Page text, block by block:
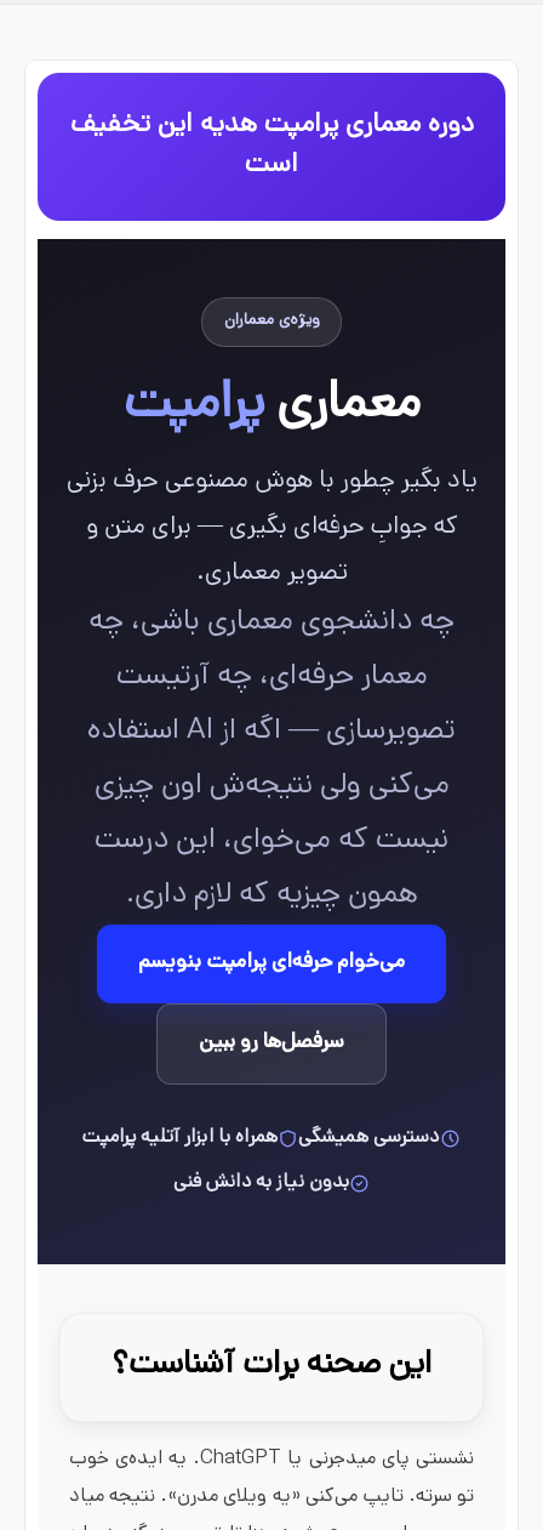
دوره معماری پرامپت هدیه این تخفیف
است
ویژه‌ی معماران
معماریپرامپت
یاد بگیر چطور با هوش مصنوعی حرف بزنی
که جوابِ حرفه‌ای بگیری — برای متن و
تصویر معماری.
چه دانشجوی معماری باشی، چه
معمار حرفه‌ای، چه آرتیست
تصویرسازی — اگه از AI استفاده
می‌کنی ولی نتیجه‌ش اون چیزی
نیست که می‌خوای، این درست
همون چیزیه که لازم داری.
می‌خوام حرفه‌ای پرامپت بنویسم
سرفصل‌ها رو ببین
دسترسی همیشگی
همراه با ابزار آتلیه پرامپت
بدون نیاز به دانش فنی
این صحنه برات آشناست؟
نشستی پای میدجرنی یا ChatGPT. یه ایده‌ی خوب
تو سرته. تایپ می‌کنی «یه ویلای مدرن». نتیجه میاد